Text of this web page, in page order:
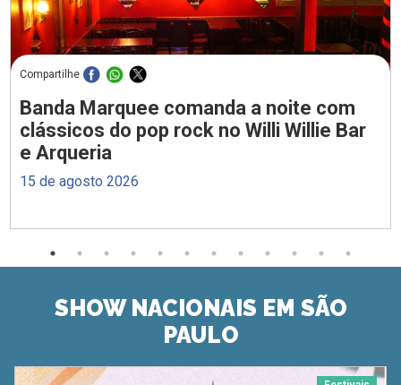
Compartilhe
Banda Marquee comanda a noite com
clássicos do pop rock no Willi Willie Bar
e Arqueria
15 de agosto 2026
SHOW NACIONAIS EM SÃO
PAULO